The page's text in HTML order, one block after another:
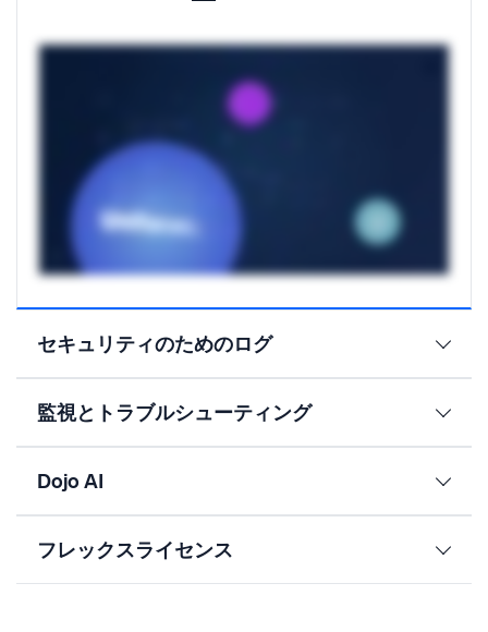
セキュリティのためのログ
監視とトラブルシューティング
Dojo AI
フレックスライセンス